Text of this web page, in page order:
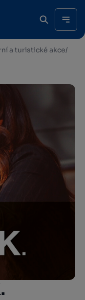
a turistické akce/